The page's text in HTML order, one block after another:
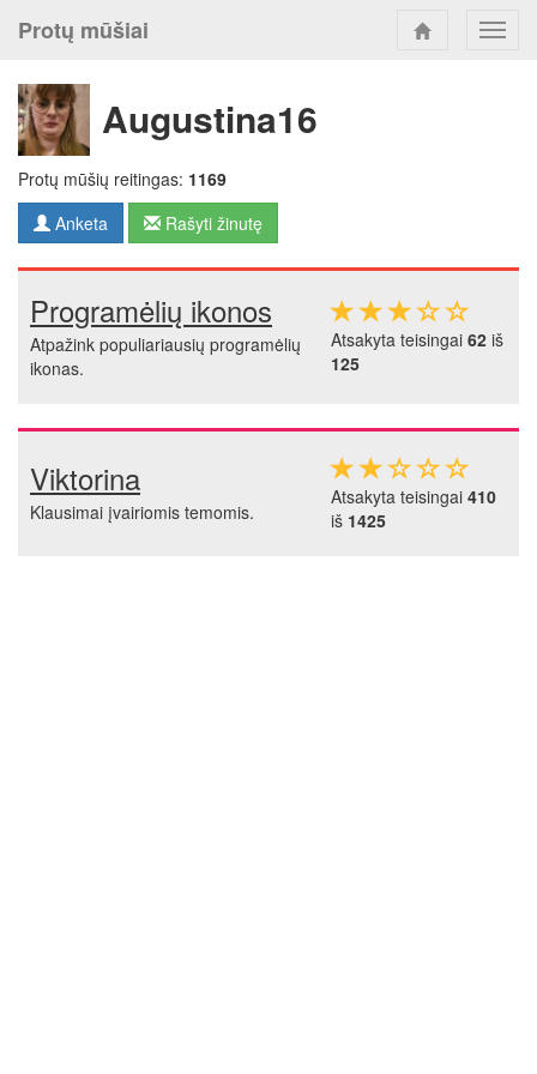
Protų mūšiai
Augustina16
Protų mūšių reitingas: 1169
Anketa
Rašyti žinutę
Programėlių ikonos
Atpažink populiariausių programėlių
ikonas.
Atsakyta teisingai 62 iš
125
Viktorina
Klausimai įvairiomis temomis.
Atsakyta teisingai 410
iš 1425